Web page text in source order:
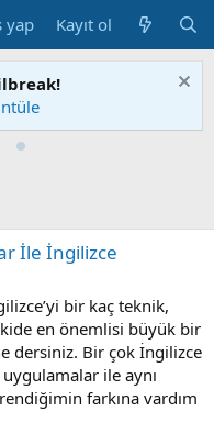
yap Kayıt ol
İle İngilizce
bir kaç teknik,
en önemlisi büyük bir
dersiniz. Bir çok İngilizce
ile aynı
farkına vardım